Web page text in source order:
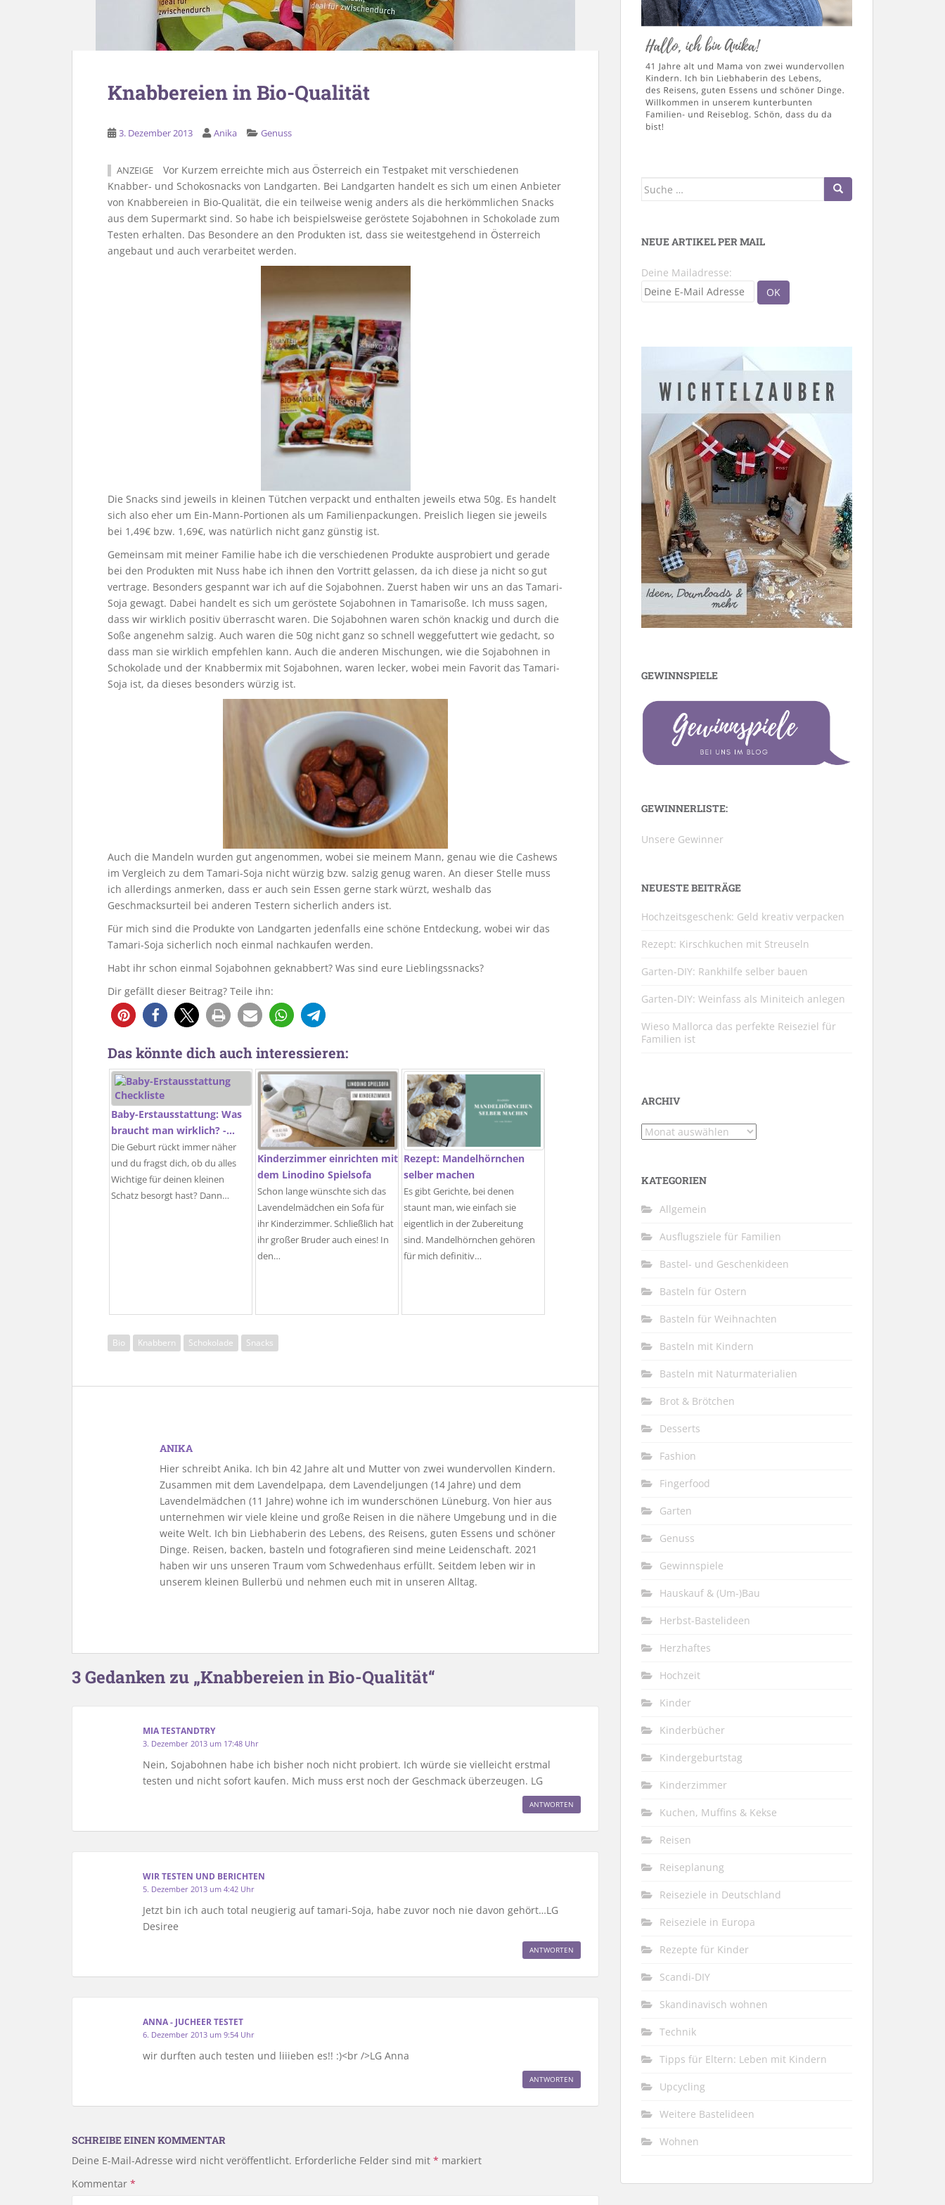
Knabbereien in Bio-Qualität
3. Dezember 2013 Anika Genuss
ANZEIGE
Vor Kurzem erreichte mich aus Österreich ein Testpaket mit verschiedenen
Knabber- und Schokosnacks von Landgarten. Bei Landgarten handelt es sich um einen Anbieter
von Knabbereien in Bio-Qualität, die ein teilweise wenig anders als die herkömmlichen Snacks
aus dem Supermarkt sind. So habe ich beispielsweise geröstete Sojabohnen in Schokolade zum
Testen erhalten. Das Besondere an den Produkten ist, dass sie weitestgehend in Österreich
angebaut und auch verarbeitet werden.
Die Snacks sind jeweils in kleinen Tütchen verpackt und enthalten jeweils etwa 50g. Es handelt
sich also eher um Ein-Mann-Portionen als um Familienpackungen. Preislich liegen sie jeweils
bei 1,49€ bzw. 1,69€, was natürlich nicht ganz günstig ist.
Gemeinsam mit meiner Familie habe ich die verschiedenen Produkte ausprobiert und gerade
bei den Produkten mit Nuss habe ich ihnen den Vortritt gelassen, da ich diese ja nicht so gut
vertrage. Besonders gespannt war ich auf die Sojabohnen. Zuerst haben wir uns an das Tamari-
Soja gewagt. Dabei handelt es sich um geröstete Sojabohnen in Tamarisoße. Ich muss sagen,
dass wir wirklich positiv überrascht waren. Die Sojabohnen waren schön knackig und durch die
Soße angenehm salzig. Auch waren die 50g nicht ganz so schnell weggefuttert wie gedacht, so
dass man sie wirklich empfehlen kann. Auch die anderen Mischungen, wie die Sojabohnen in
Schokolade und der Knabbermix mit Sojabohnen, waren lecker, wobei mein Favorit das Tamari-
Soja ist, da dieses besonders würzig ist.
Auch die Mandeln wurden gut angenommen, wobei sie meinem Mann, genau wie die Cashews
im Vergleich zu dem Tamari-Soja nicht würzig bzw. salzig genug waren. An dieser Stelle muss
ich allerdings anmerken, dass er auch sein Essen gerne stark würzt, weshalb das
Geschmacksurteil bei anderen Testern sicherlich anders ist.
Für mich sind die Produkte von Landgarten jedenfalls eine schöne Entdeckung, wobei wir das
Tamari-Soja sicherlich noch einmal nachkaufen werden.
Habt ihr schon einmal Sojabohnen geknabbert? Was sind eure Lieblingssnacks?
Dir gefällt dieser Beitrag? Teile ihn:
Das könnte dich auch interessieren:
Baby-Erstausstattung: Was
braucht man wirklich? -…
Die Geburt rückt immer näher
und du fragst dich, ob du alles
Wichtige für deinen kleinen
Schatz besorgt hast? Dann…
Kinderzimmer einrichten mit
dem Linodino Spielsofa
Schon lange wünschte sich das
Lavendelmädchen ein Sofa für
ihr Kinderzimmer. Schließlich hat
ihr großer Bruder auch eines! In
den…
Rezept: Mandelhörnchen
selber machen
Es gibt Gerichte, bei denen
staunt man, wie einfach sie
eigentlich in der Zubereitung
sind. Mandelhörnchen gehören
für mich definitiv…
Bio Knabbern Schokolade Snacks
ANIKA
Hier schreibt Anika. Ich bin 42 Jahre alt und Mutter von zwei wundervollen Kindern.
Zusammen mit dem Lavendelpapa, dem Lavendeljungen (14 Jahre) und dem
Lavendelmädchen (11 Jahre) wohne ich im wunderschönen Lüneburg. Von hier aus
unternehmen wir viele kleine und große Reisen in die nähere Umgebung und in die
weite Welt. Ich bin Liebhaberin des Lebens, des Reisens, guten Essens und schöner
Dinge. Reisen, backen, basteln und fotografieren sind meine Leidenschaft. 2021
haben wir uns unseren Traum vom Schwedenhaus erfüllt. Seitdem leben wir in
unserem kleinen Bullerbü und nehmen euch mit in unseren Alltag.
3 Gedanken zu „Knabbereien in Bio-Qualität“
MIA TESTANDTRY
3. Dezember 2013 um 17:48 Uhr
Nein, Sojabohnen habe ich bisher noch nicht probiert. Ich würde sie vielleicht erstmal
testen und nicht sofort kaufen. Mich muss erst noch der Geschmack überzeugen. LG
ANTWORTEN
WIR TESTEN UND BERICHTEN
5. Dezember 2013 um 4:42 Uhr
Jetzt bin ich auch total neugierig auf tamari-Soja, habe zuvor noch nie davon gehört…LG
Desiree
ANTWORTEN
ANNA - JUCHEER TESTET
6. Dezember 2013 um 9:54 Uhr
wir durften auch testen und liiieben es!! :)<br />LG Anna
ANTWORTEN
SCHREIBE EINEN KOMMENTAR
Deine E-Mail-Adresse wird nicht veröffentlicht. Erforderliche Felder sind mit * markiert
Kommentar *
Suche
NEUE ARTIKEL PER MAIL
Deine Mailadresse:
GEWINNSPIELE
GEWINNERLISTE:
Unsere Gewinner
NEUESTE BEITRÄGE
Hochzeitsgeschenk: Geld kreativ verpacken
Rezept: Kirschkuchen mit Streuseln
Garten-DIY: Rankhilfe selber bauen
Garten-DIY: Weinfass als Miniteich anlegen
Wieso Mallorca das perfekte Reiseziel für
Familien ist
ARCHIV
Archiv
KATEGORIEN
Allgemein
Ausflugsziele für Familien
Bastel- und Geschenkideen
Basteln für Ostern
Basteln für Weihnachten
Basteln mit Kindern
Basteln mit Naturmaterialien
Brot & Brötchen
Desserts
Fashion
Fingerfood
Garten
Genuss
Gewinnspiele
Hauskauf & (Um-)Bau
Herbst-Bastelideen
Herzhaftes
Hochzeit
Kinder
Kinderbücher
Kindergeburtstag
Kinderzimmer
Kuchen, Muffins & Kekse
Reisen
Reiseplanung
Reiseziele in Deutschland
Reiseziele in Europa
Rezepte für Kinder
Scandi-DIY
Skandinavisch wohnen
Technik
Tipps für Eltern: Leben mit Kindern
Upcycling
Weitere Bastelideen
Wohnen